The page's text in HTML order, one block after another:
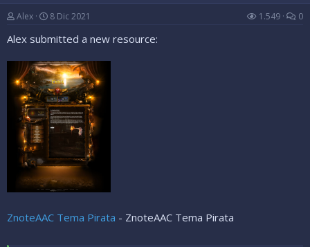
Alex 8 Dic 2021 1.549 0
Alex submitted a new resource:
ZnoteAAC Tema Pirata - ZnoteAAC Tema Pirata